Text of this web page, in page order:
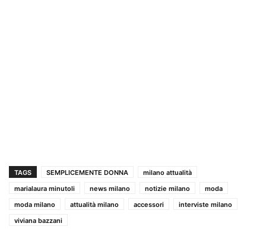
TAGS SEMPLICEMENTE DONNA
milano attualità
marialaura minutoli
news milano notizie milano
moda
moda milano
attualità milano accessori
interviste milano
viviana bazzani